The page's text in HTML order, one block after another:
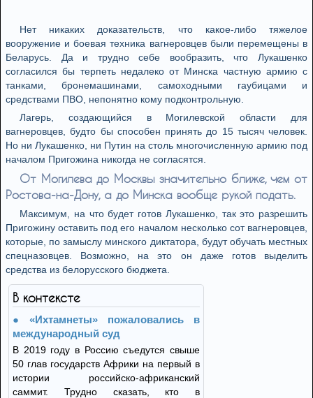
Нет никаких доказательств, что какое-либо тяжелое
вооружение и боевая техника вагнеровцев были перемещены в
Беларусь. Да и трудно себе вообразить, что Лукашенко
согласился бы терпеть недалеко от Минска частную армию с
танками, бронемашинами, самоходными гаубицами и
средствами ПВО, непонятно кому подконтрольную.
Лагерь, создающийся в Могилевской области для
вагнеровцев, будто бы способен принять до 15 тысяч человек.
Но ни Лукашенко, ни Путин на столь многочисленную армию под
началом Пригожина никогда не согласятся.
От Могилева до Москвы значительно ближе, чем от
Ростова-на-Дону, а до Минска вообще рукой подать.
Максимум, на что будет готов Лукашенко, так это разрешить
Пригожину оставить под его началом несколько сот вагнеровцев,
которые, по замыслу минского диктатора, будут обучать местных
спецназовцев. Возможно, на это он даже готов выделить
средства из белорусского бюджета.
В контексте
«Ихтамнеты» пожаловались в
международный суд
В 2019 году в Россию съедутся свыше
50 глав государств Африки на первый в
истории российско-африканский
саммит. Трудно сказать, кто в